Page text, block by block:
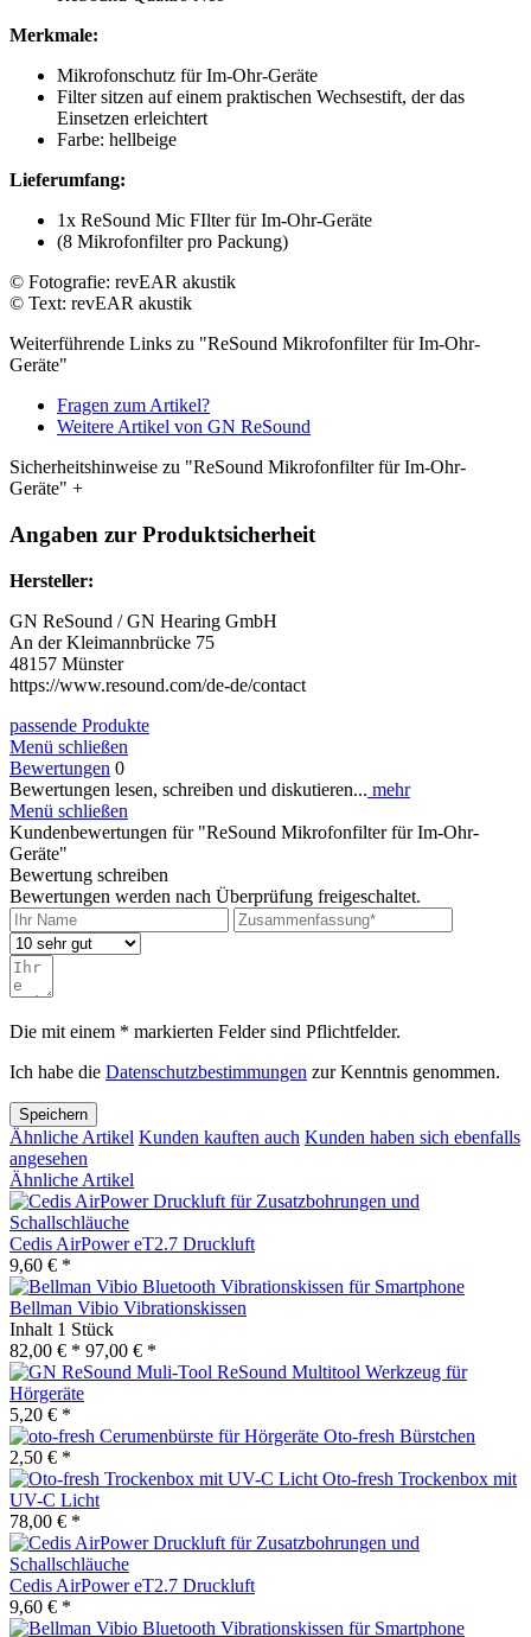
Merkmale:
Mikrofonschutz für Im-Ohr-Geräte
Filter sitzen auf einem praktischen Wechsestift, der das
Einsetzen erleichtert
Farbe: hellbeige
Lieferumfang:
1x ReSound Mic FIlter für Im-Ohr-Geräte
(8 Mikrofonfilter pro Packung)
© Fotografie: revEAR akustik
© Text: revEAR akustik
Weiterführende Links zu "ReSound Mikrofonfilter für Im-Ohr-
Geräte"
Fragen zum Artikel?
Weitere Artikel von GN ReSound
Sicherheitshinweise zu "ReSound Mikrofonfilter für Im-Ohr-
Geräte" +
Angaben zur Produktsicherheit
Hersteller:
GN ReSound / GN Hearing GmbH
An der Kleimannbrücke 75
48157 Münster
https://www.resound.com/de-de/contact
passende Produkte
Menü schließen
Bewertungen 0
Bewertungen lesen, schreiben und diskutieren... mehr
Menü schließen
Kundenbewertungen für "ReSound Mikrofonfilter für Im-Ohr-
Geräte"
Bewertung schreiben
Bewertungen werden nach Überprüfung freigeschaltet.
Die mit einem * markierten Felder sind Pflichtfelder.
Ich habe die Datenschutzbestimmungen zur Kenntnis genommen.
Speichern
Ähnliche Artikel Kunden kauften auch Kunden haben sich ebenfalls
angesehen
Ähnliche Artikel
Cedis AirPower eT2.7 Druckluft
9,60 € *
Bellman Vibio Vibrationskissen
Inhalt 1 Stück
82,00 € * 97,00 € *
ReSound Multitool Werkzeug für
Hörgeräte
5,20 € *
Oto-fresh Bürstchen
2,50 € *
Oto-fresh Trockenbox mit
UV-C Licht
78,00 € *
Cedis AirPower eT2.7 Druckluft
9,60 € *